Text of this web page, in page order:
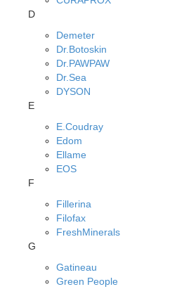
D
Demeter
Dr.Botoskin
Dr.PAWPAW
Dr.Sea
DYSON
E
E.Coudray
Edom
Ellame
EOS
F
Fillerina
Filofax
FreshMinerals
G
Gatineau
Green People